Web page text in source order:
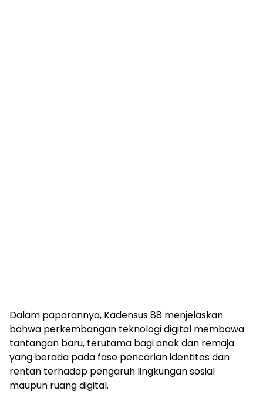
Dalam paparannya, Kadensus 88 menjelaskan
bahwa perkembangan teknologi digital membawa
tantangan baru, terutama bagi anak dan remaja
yang berada pada fase pencarian identitas dan
rentan terhadap pengaruh lingkungan sosial
maupun ruang digital.